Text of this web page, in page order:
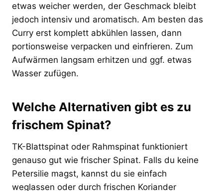
etwas weicher werden, der Geschmack bleibt
jedoch intensiv und aromatisch. Am besten das
Curry erst komplett abkühlen lassen, dann
portionsweise verpacken und einfrieren. Zum
Aufwärmen langsam erhitzen und ggf. etwas
Wasser zufügen.
Welche Alternativen gibt es zu
frischem Spinat?
TK-Blattspinat oder Rahmspinat funktioniert
genauso gut wie frischer Spinat. Falls du keine
Petersilie magst, kannst du sie einfach
weglassen oder durch frischen Koriander